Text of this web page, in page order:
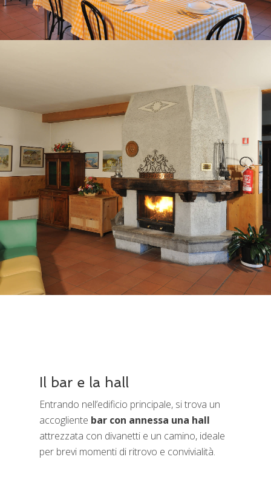
Il bar e la hall
Entrando nell’edificio principale, si trova un
accogliente bar con annessa una hall
attrezzata con divanetti e un camino, ideale